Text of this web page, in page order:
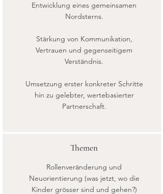
Entwicklung eines gemeinsamen
Nordsterns.
Stärkung von Kommunikation,
Vertrauen und gegenseitigem
Verständnis.
Umsetzung erster konkreter Schritte
hin zu gelebter, wertebasierter
Partnerschaft.
Themen
Rollenveränderung und
Neuorientierung (was jetzt, wo die
Kinder grösser sind und gehen?)